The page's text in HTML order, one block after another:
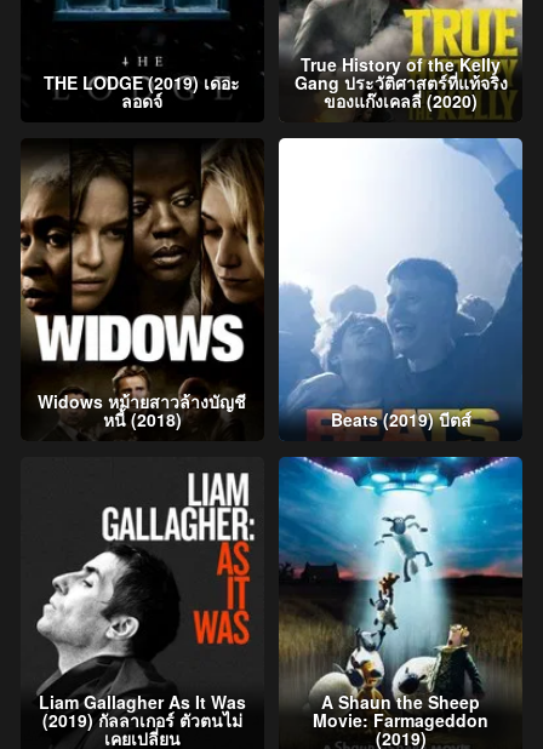
THE LODGE (2019) เดอะ
ลอดจ์
True History of the Kelly
Gang ประวัติศาสตร์ที่แท้จริง
ของแก๊งเคลลี่ (2020)
Widows หม้ายสาวล้างบัญชี
หนี้ (2018) Beats (2019) บีตส์
Liam Gallagher As It Was
(2019) กัลลาเกอร์ ตัวตนไม่
เคยเปลี่ยน
A Shaun the Sheep
Movie: Farmageddon
(2019)